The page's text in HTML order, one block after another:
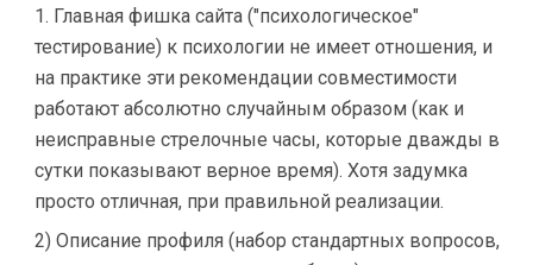
1. Главная фишка сайта ("психологическое"
тестирование) к психологии не имеет отношения, и
на практике эти рекомендации совместимости
работают абсолютно случайным образом (как и
неисправные стрелочные часы, которые дважды в
сутки показывают верное время). Хотя задумка
просто отличная, при правильной реализации.
2) Описание профиля (набор стандартных вопросов,